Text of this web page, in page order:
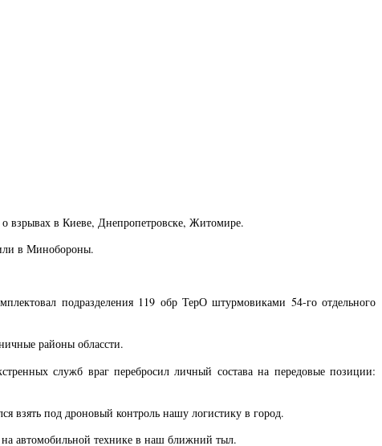
взрывах в Киеве, Днепропетровске, Житомире.
в Минобороны.
подразделения 119 обр ТерО штурмовиками 54-го отдельного
районы облассти.
служб враг перебросил личный состава на передовые позиции:
взять под дроновый контроль нашу логистику в город.
автомобильной технике в наш ближний тыл.